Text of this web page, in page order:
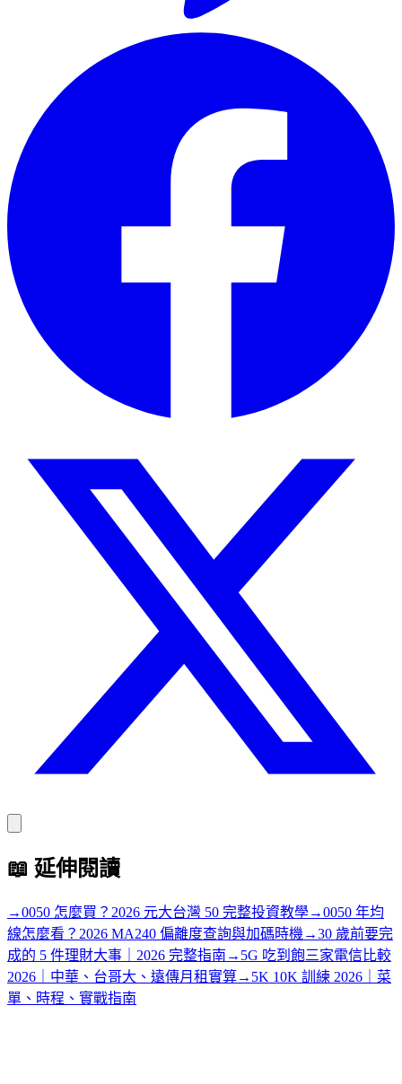
📖 延伸閱讀
→0050 怎麼買？2026 元大台灣 50 完整投資教學→0050 年均
線怎麼看？2026 MA240 偏離度查詢與加碼時機 →30 歲前要完
成的 5 件理財大事｜2026 完整指南 → 5G 吃到飽三家電信比較
2026｜中華、台哥大、遠傳月租實算→ 5K 10K 訓練 2026｜菜
單、時程、實戰指南